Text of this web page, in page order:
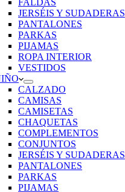
FALDAS
JERSÉIS Y SUDADERAS
PANTALONES
PARKAS
PIJAMAS
ROPA INTERIOR
VESTIDOS
CALZADO
CAMISAS
CAMISETAS
CHAQUETAS
COMPLEMENTOS
CONJUNTOS
JERSÉIS Y SUDADERAS
PANTALONES
PARKAS
PIJAMAS